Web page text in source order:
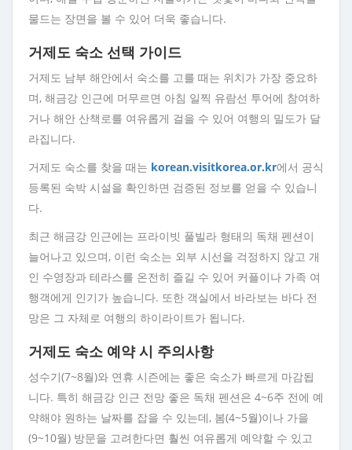
물드는 장면을 볼 수 있어 더욱 좋습니다.
거제도 숙소 선택 가이드
거제도 남부 해안에서 숙소를 고를 때는 위치가 가장 중요하
며, 해금강 인근에 머무르면 아침 일찍 유람선 투어에 참여하
거나 해안 산책로를 여유롭게 걸을 수 있어 여행의 밀도가 달
라집니다.
거제도 숙소를 찾을 때는 korean.visitkorea.or.kr에서 공식
등록된 숙박 시설을 확인하면 검증된 정보를 얻을 수 있습니
다.
최근 해금강 인근에는 프라이빗 풀빌라 형태의 독채 펜션이
늘어나고 있으며, 이런 숙소는 외부 시선을 걱정하지 않고 개
인 수영장과 테라스를 온전히 즐길 수 있어 커플이나 가족 여
행객에게 인기가 높습니다. 또한 객실에서 바라보는 바다 전
망은 그 자체로 여행의 하이라이트가 됩니다.
거제도 숙소 예약 시 주의사항
성수기(7~8월)와 연휴 시즌에는 좋은 숙소가 빠르게 마감됩
니다. 특히 해금강 인근 전망 좋은 독채 펜션은 4~6주 전에 예
약해야 원하는 날짜를 잡을 수 있는데, 봄(4~5월)이나 가을
(9~10월) 방문을 고려한다면 훨씬 여유롭게 예약할 수 있고